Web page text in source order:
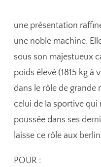
une présentation
une noble machine.
sous son majestueux
poids élevé (1815 kg à
dans le rôle de grande
celui de la sportive qui
poussée dans ses
laisse ce rôle aux
POUR :